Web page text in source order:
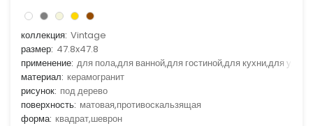
коллекция: Vintage
размер: 47.8x47.8
применение: для пола,для ванной,для гостиной,для кухни,для улицы
материал: керамогранит
рисунок: под дерево
поверхность: матовая,противоскальзящая
форма: квадрат,шеврон